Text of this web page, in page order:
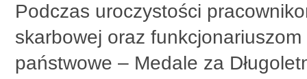
Podczas uroczystości
skarbowej oraz
państwowe – Medale za